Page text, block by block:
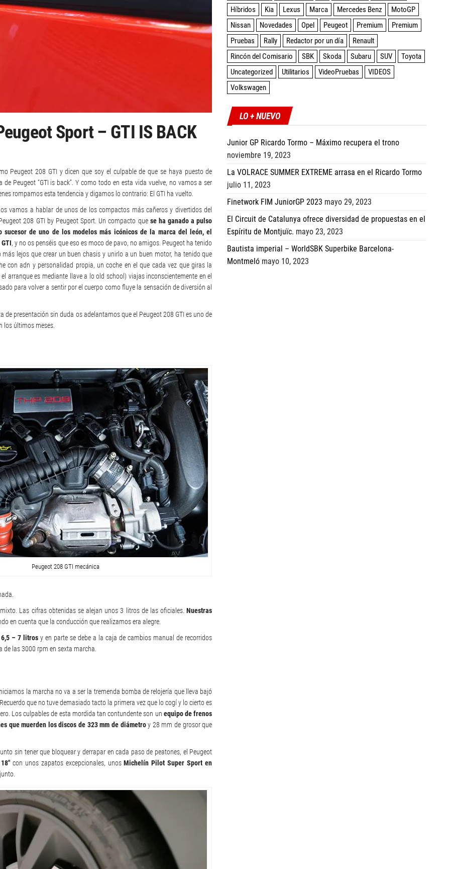
Sport – GTI IS BACK
Peugeot 208 GTI y dicen que soy el culpable de que se haya puesto de
de Peugeot “GTI is back”. Y como todo en esta vida vuelve, no vamos a ser
rompamos esta tendencia y digamos lo contrario: El GTI ha vuelto.
vamos a hablar de unos de los compactos más cañeros y divertidos del
208 GTI by Peugeot Sport. Un compacto que se ha ganado a pulso
sucesor de uno de los modelos más icónicos de la marca del león, el
, y no os penséis que eso es moco de pavo, no amigos. Peugeot ha tenido
más lejos que crear un buen chasis y unirlo a un buen motor, ha tenido que
con adn y personalidad propia, un coche en el que cada vez que giras la
el arranque es mediante llave a lo old school) viajas inconscientemente en el
para volver a sentir por el cuerpo como fluye la sensación de diversión al
de presentación sin duda os adelantamos que el Peugeot 208 GTI es uno de
los últimos meses.
Peugeot 208 GTI mecánica
Las cifras obtenidas se alejan unos 3 litros de las oficiales.Nuestras
en cuenta que la conducción que realizamos era alegre.
6,5 – 7 litrosy en parte se debe a la caja de cambios manual de recorridos
las 3000 rpm en sexta marcha.
la marcha no va a ser la tremenda bomba de relojería que lleva bajó
que no tuve demasiado tacto la primera vez que lo cogí y lo cierto es
Los culpables de esta mordida tan contundente son un equipo de frenos
que muerden los discos de 323 mm de diámetroy 28 mm de grosor que
sin tener que bloquear y derrapar en cada paso de peatones, el Peugeot
con unos zapatos excepcionales, unosMichelín Pilot Super Sport en
Híbridos
Kia Lexus Marca Mercedes Benz
MotoGP
Nissan
Novedades Opel Peugeot Premium
Premium
Pruebas
Rally Redactor por un día
Renault
Rincón del Comisario
SBK Skoda Subaru SUV
Toyota
Uncategorized
Utilitarios VideoPruebas
VIDEOS
Volkswagen
LO + NUEVO
Junior GP Ricardo Tormo – Máximo recupera el trono
noviembre 19, 2023
La VOLRACE SUMMER EXTREME arrasa en el Ricardo Tormo
julio 11, 2023
Finetwork FIM JuniorGP 2023 mayo 29, 2023
El Circuit de Catalunya ofrece diversidad de propuestas en el
Espíritu de Montjuïc. mayo 23, 2023
Bautista imperial – WorldSBK Superbike Barcelona-
Montmeló mayo 10, 2023